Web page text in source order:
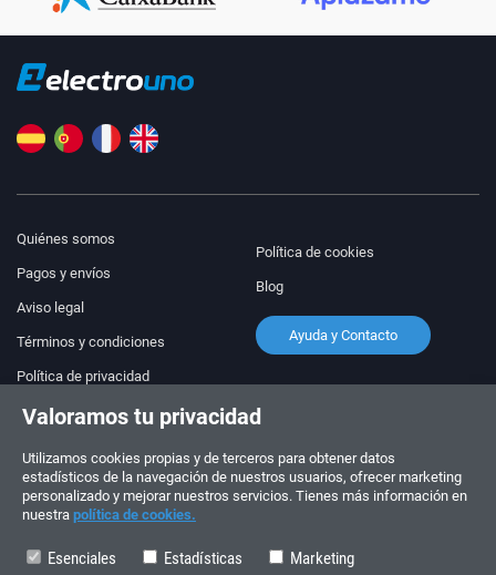
Quiénes somos
Pagos y envíos
Aviso legal
Términos y condiciones
Política de privacidad
Política de cookies
Blog
Ayuda y Contacto
PEDIDOS Y CONSULTAS
+34 910 600 459
+34 622 219 640
HORARIO DE VERANO
¡Síguenos!
Valoramos tu privacidad
Utilizamos cookies propias y de terceros para obtener datos
estadísticos de la navegación de nuestros usuarios, ofrecer marketing
personalizado y mejorar nuestros servicios. Tienes más información en
nuestra política de cookies.
Esenciales Estadísticas Marketing